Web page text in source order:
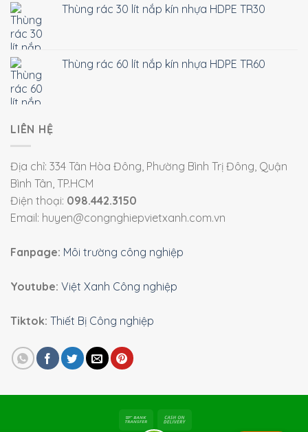
Thùng rác 30 lít nắp kín nhựa HDPE TR30
Thùng rác 60 lít nắp kín nhựa HDPE TR60
LIÊN HỆ
Địa chỉ: 334 Tân Hòa Đông, Phường Bình Trị Đông, Quận
Bình Tân, TP.HCM
Điện thoại: 098.442.3150
Email: huyen@congnghiepvietxanh.com.vn
Fanpage: Môi trường công nghiệp
Youtube: Việt Xanh Công nghiệp
Tiktok: Thiết Bị Công nghiệp